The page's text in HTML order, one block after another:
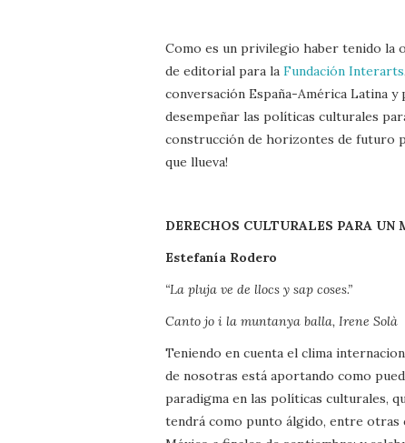
Como es un privilegio haber tenido la
de editorial para la Fundación Interarts
conversación España-América Latina
desempeñar las políticas culturales
construcción de horizontes de futuro
que llueva!
DERECHOS CULTURALES PARA
Estefanía Rodero
“La pluja ve de llocs y sap coses.”
Canto jo i la muntanya balla, Irene Solà
Teniendo en cuenta el clima
de nosotras está aportando como
paradigma en las políticas culturales,
tendrá como punto álgido, entre otras